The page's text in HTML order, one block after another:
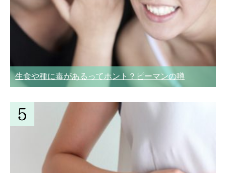
生食や種に毒があるってホント？ピーマンの噂